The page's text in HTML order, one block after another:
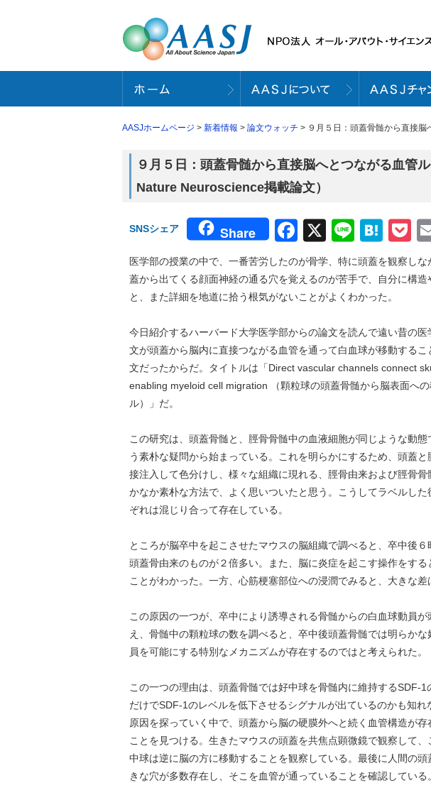
AASJホームページ > 新着情報 > 論文ウォッチ > ９月５日：頭蓋骨髄から直接脳
９月５日：頭蓋骨髄から直接脳へとつながる血管
Nature Neuroscience掲載論文）
SNSシェア Share Facebook
X Line
医学部の授業の中で、一番苦労したのが骨学、特に頭蓋を観察し
蓋から出てくる顔面神経の通る穴を覚えるのが苦手で、自分に構
と、また詳細を地道に拾う根気がないことがよくわかった。
今日紹介するハーバード大学医学部からの論文を読んで遠い昔の
文が頭蓋から脳内に直接つながる血管を通って白血球が移動する
文だったからだ。タイトルは「Direct vascular channels connect
enabling myeloid cell migration （顆粒球の頭蓋骨髄から脳表面へ
ル）」だ。
この研究は、頭蓋骨髄と、脛骨骨髄中の血液細胞が同じような動
う素朴な疑問から始まっている。これを明らかにするため、頭蓋
接注入して色分けし、様々な組織に現れる、脛骨由来および脛骨
かなか素朴な方法で、よく思いついたと思う。こうしてラベルし
ぞれは混じり合って存在している。
ところが脳卒中を起こさせたマウスの脳組織で調べると、卒中後
頭蓋骨由来のものが２倍多い。また、脳に炎症を起こす操作をす
ことがわかった。一方、心筋梗塞部位への浸潤でみると、大きな差
この原因の一つが、卒中により誘導される骨髄からの白血球動員
え、骨髄中の顆粒球の数を調べると、卒中後頭蓋骨髄では明らか
員を可能にする特別なメカニズムが存在するのではと考えられた。
この一つの理由は、頭蓋骨髄では好中球を骨髄内に維持するSDF-
だけでSDF-1のレベルを低下させるシグナルが出ているのかも知
原因を探っていく中で、頭蓋から脳の硬膜外へと続く血管構造が
ことを見つける。生きたマウスの頭蓋を共焦点顕微鏡で観察して
中球は逆に脳の方に移動することを観察している。最後に人間の
きな穴が多数存在し、そこを血管が通っていることを確認している。